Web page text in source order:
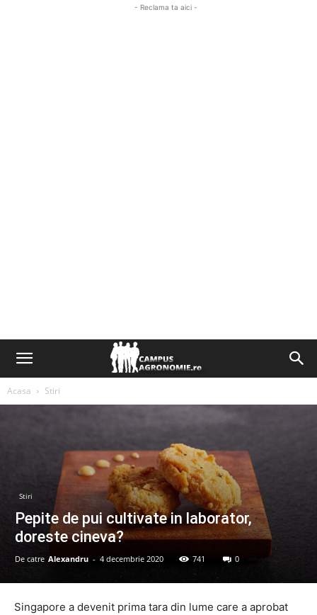
- Reclama ta aici -
Acasa Stiri
Stiri
Pepite de pui cultivate in laborator,
doreste cineva?
De catre Alexandru - 4 decembrie 2020 741 0
Singapore a devenit prima tara din lume care a aprobat